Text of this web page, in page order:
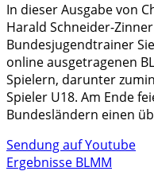
In dieser Ausgabe von
Harald Schneider-
Bundesjugendtrainer
online ausgetragenen
Spielern, darunter
Spieler U18. Am Ende
Bundesländern einen
Sendung auf Youtube
Ergebnisse BLMM